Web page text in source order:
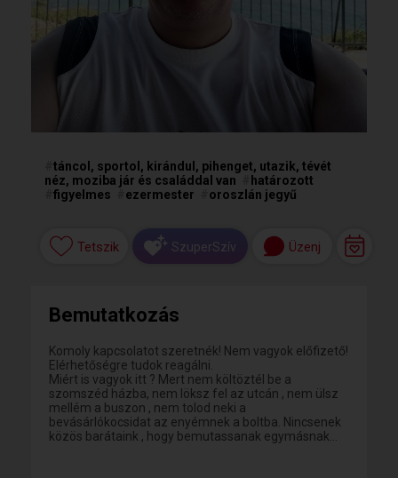
táncol, sportol, kirándul, pihenget, utazik, tévét
néz, moziba jár és családdal van
határozott
figyelmes ezermester oroszlán jegyű
Tetszik SzuperSzív Üzenj
Bemutatkozás
Komoly kapcsolatot szeretnék! Nem vagyok előfizető!
Elérhetőségre tudok reagálni.
Miért is vagyok itt ? Mert nem költöztél be a
szomszéd házba, nem löksz fel az utcán , nem ülsz
mellém a buszon , nem tolod neki a
bevásárlókocsidat az enyémnek a boltba. Nincsenek
közös barátaink , hogy bemutassanak egymásnak...